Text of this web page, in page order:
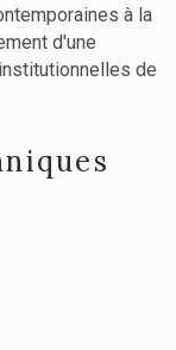
à la
d'une
de